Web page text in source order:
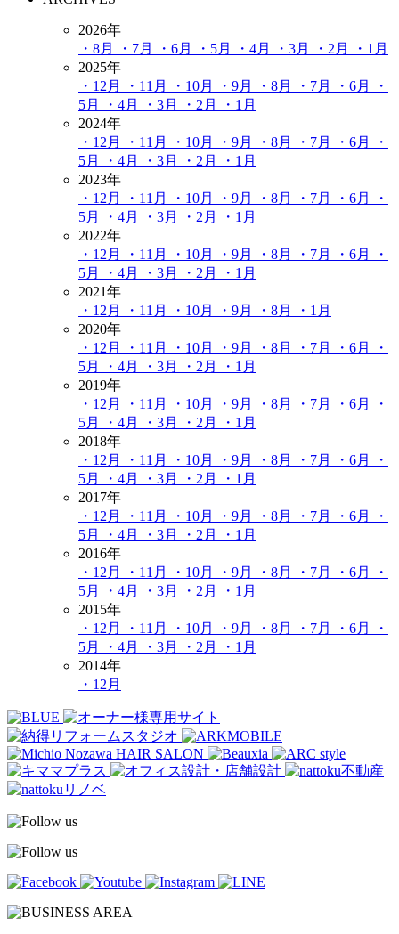
2026年
・8月
・7月 ・6月 ・5月 ・4月 ・3月 ・2月
・1月
2025年
・12月
・11月 ・10月 ・9月 ・8月 ・7月 ・6月
・
5月
・4月 ・3月 ・2月
・1月
2024年
・12月
・11月 ・10月 ・9月 ・8月 ・7月 ・6月
・
5月
・4月 ・3月 ・2月
・1月
2023年
・12月
・11月 ・10月 ・9月 ・8月 ・7月 ・6月
・
5月
・4月 ・3月 ・2月
・1月
2022年
・12月
・11月 ・10月 ・9月 ・8月 ・7月 ・6月
・
5月
・4月 ・3月 ・2月
・1月
2021年
・12月
・11月 ・10月 ・9月 ・8月
・1月
2020年
・12月
・11月 ・10月 ・9月 ・8月 ・7月 ・6月
・
5月
・4月 ・3月 ・2月
・1月
2019年
・12月
・11月 ・10月 ・9月 ・8月 ・7月 ・6月
・
5月
・4月 ・3月 ・2月
・1月
2018年
・12月
・11月 ・10月 ・9月 ・8月 ・7月 ・6月
・
5月
・4月 ・3月 ・2月
・1月
2017年
・12月
・11月 ・10月 ・9月 ・8月 ・7月 ・6月
・
5月
・4月 ・3月 ・2月
・1月
2016年
・12月
・11月 ・10月 ・9月 ・8月 ・7月 ・6月
・
5月
・4月 ・3月 ・2月
・1月
2015年
・12月
・11月 ・10月 ・9月 ・8月 ・7月 ・6月
・
5月
・4月 ・3月 ・2月
・1月
2014年
・12月